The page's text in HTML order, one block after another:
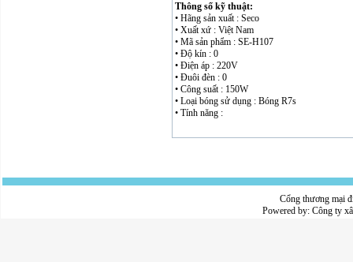
Thông số kỹ thuật:
• Hãng sản xuất : Seco
• Xuất xứ : Việt Nam
• Mã sản phẩm : SE-H107
• Độ kín : 0
• Điện áp : 220V
• Đuôi đèn : 0
• Công suất : 150W
• Loại bóng sử dụng : Bóng R7s
• Tính năng :
Cổng thương mại
Powered by: Công ty